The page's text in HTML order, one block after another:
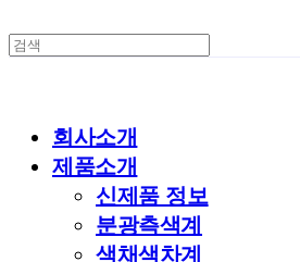
회사소개
제품소개
신제품 정보
분광측색계
색채색차계